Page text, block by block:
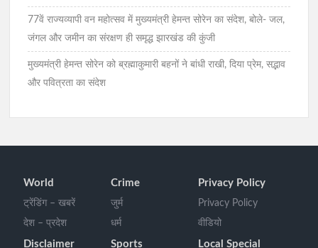
77वें राज्यव्यापी वन महोत्सव में मुख्यमंत्री हेमन्त सोरेन का संदेश, बोले- जल,
जंगल और जमीन का संरक्षण ही समृद्ध झारखंड की कुंजी
मुख्यमंत्री हेमन्त सोरेन को ब्रह्माकुमारी बहनों ने बांधी राखी, दिया प्रेम, सद्भाव
और पवित्रता का संदेश
World
ट्रेंडिंग – खबरें
देश – प्रदेश
Crime
जुर्म
धर्म
Privacy Policy
Privacy Policy
वीडियो
Disclaimer Sports Local Special